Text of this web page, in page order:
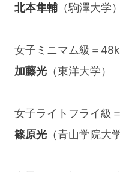
北本隼輔 （駒澤大学）
女子ミニマム級＝
加藤光 （東洋大学）
女子ライトフライ級
篠原光 （青山学院大学